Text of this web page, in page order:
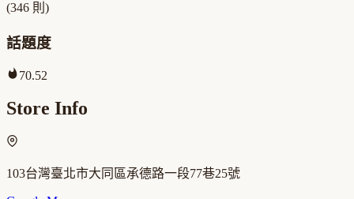
(346 則)
話題度
70.52
Store Info
103台灣臺北市大同區承德路一段77巷25號